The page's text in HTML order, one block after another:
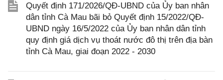
Quyết định 171/2026/QĐ-UBND của Ủy ban nhân
dân tỉnh Cà Mau bãi bỏ Quyết định 15/2022/QĐ-
UBND ngày 16/5/2022 của Ủy ban nhân dân tỉnh
quy định giá dịch vụ thoát nước đô thị trên địa bàn
tỉnh Cà Mau, giai đoạn 2022 - 2030